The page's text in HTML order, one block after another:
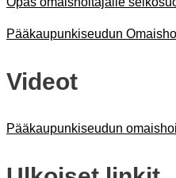
Pääkaupunkiseudun
Videot
Pääkaupunkiseudun